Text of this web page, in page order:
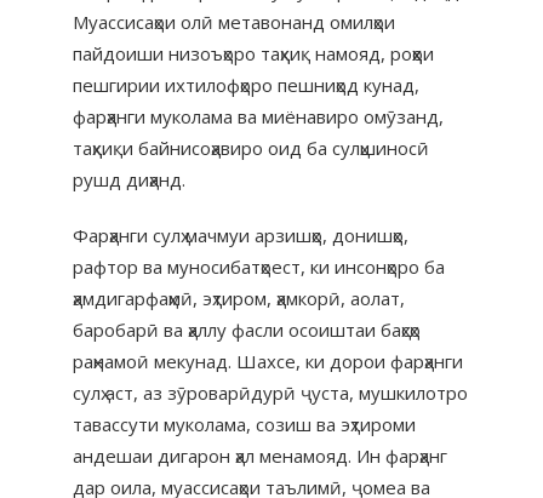
Муассисаҳои олӣ метавонанд омилҳои
пайдоиши низоъҳоро таҳқиқ намояд, роҳҳои
пешгирии ихтилофҳоро пешниҳод кунад,
фарҳанги муколама ва миёнавиро омӯзанд,
таҳқиқи байнисоҳавиро оид ба сулҳшиносӣ
рушд диҳанд.
Фарҳанги сулҳ мачмуи арзишҳо, донишҳо,
рафтор ва муносибатҳоест, ки инсонҳоро ба
ҳамдигарфаҳмӣ, эҳтиром, ҳамкорӣ, аолат,
баробарӣ ва ҳаллу фасли осоиштаи баҳсҳо
раҳнамоӣ мекунад. Шахсе, ки дорои фарҳанги
сулҳ аст, аз зӯроварӣдурӣ ҷуста, мушкилотро
тавассути муколама, созиш ва эҳтироми
андешаи дигарон ҳал менамояд. Ин фарҳанг
дар оила, муассисаҳои таълимӣ, ҷомеа ва